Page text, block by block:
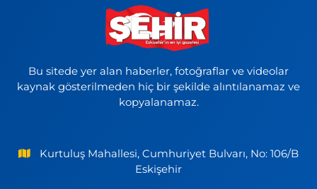
Bu sitede yer alan haberler, fotoğraflar ve videolar
kaynak gösterilmeden hiç bir şekilde alıntılanamaz ve
kopyalanamaz.
Kurtuluş Mahallesi, Cumhuriyet Bulvarı, No: 106/B
Eskişehir